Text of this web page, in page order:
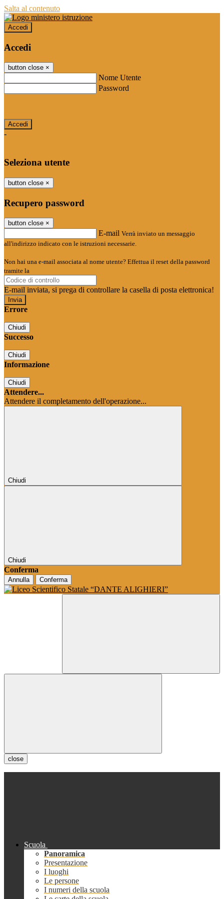
Salta al contenuto
Accedi
Accedi
button close ×
Nome Utente
Password
-
Seleziona utente
button close ×
Recupero password
button close ×
E-mail Verrà inviato un messaggio
all'indirizzo indicato con le istruzioni necessarie.
Non hai una e-mail associata al nome utente? Effettua il reset della password
tramite la
E-mail inviata, si prega di controllare la casella di posta elettronica!
Errore
Chiudi
Successo
Chiudi
Informazione
Chiudi
Attendere...
Attendere il completamento dell'operazione...
Chiudi
Chiudi
Conferma
Annulla Conferma
close
Scuola
Panoramica
Presentazione
I luoghi
Le persone
I numeri della scuola